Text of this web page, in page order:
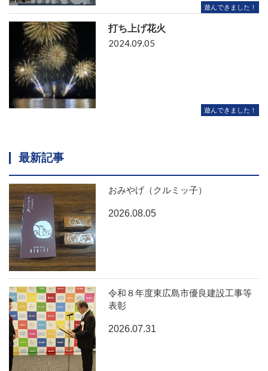
遊んできました！
打ち上げ花火
遊んできました！
2024.09.05
最新記事
おみやげ（クルミッ子）
2026.08.05
令和８年度東広島市優良建設工事等
表彰
2026.07.31